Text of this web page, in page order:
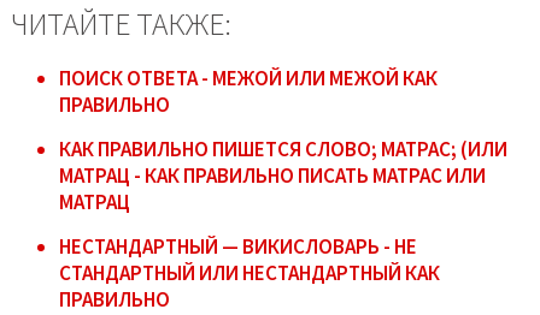
ЧИТАЙТЕ ТАКЖЕ:
ПОИСК ОТВЕТА - МЕЖОЙ ИЛИ МЕЖОЙ КАК
ПРАВИЛЬНО
КАК ПРАВИЛЬНО ПИШЕТСЯ СЛОВО; МАТРАС; (ИЛИ
МАТРАЦ - КАК ПРАВИЛЬНО ПИСАТЬ МАТРАС ИЛИ
МАТРАЦ
НЕСТАНДАРТНЫЙ — ВИКИСЛОВАРЬ - НЕ
СТАНДАРТНЫЙ ИЛИ НЕСТАНДАРТНЫЙ КАК
ПРАВИЛЬНО